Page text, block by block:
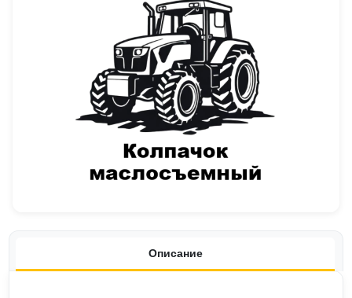
Описание